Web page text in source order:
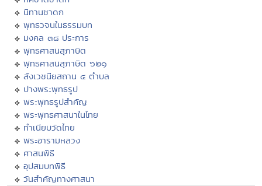
นิทานชาดก
พุทธวจนในธรรมบท
มงคล ๓๘ ประการ
พุทธศาสนสุภาษิต
พุทธศาสนสุภาษิต ๖๒๑
สังเวชนียสถาน ๔ ตำบล
ปางพระพุทธรูป
พระพุทธรูปสำคัญ
พระพุทธศาสนาในไทย
ทำเนียบวัดไทย
พระอารามหลวง
ศาสนพิธี
อุปสมบทพิธี
วันสำคัญทางศาสนา